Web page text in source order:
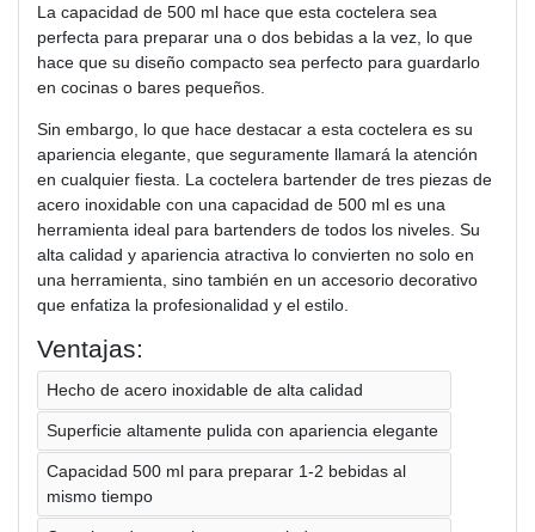
La capacidad de 500 ml hace que esta coctelera sea
perfecta para preparar una o dos bebidas a la vez, lo que
hace que su diseño compacto sea perfecto para guardarlo
en cocinas o bares pequeños.
Sin embargo, lo que hace destacar a esta coctelera es su
apariencia elegante, que seguramente llamará la atención
en cualquier fiesta. La coctelera bartender de tres piezas de
acero inoxidable con una capacidad de 500 ml es una
herramienta ideal para bartenders de todos los niveles. Su
alta calidad y apariencia atractiva lo convierten no solo en
una herramienta, sino también en un accesorio decorativo
que enfatiza la profesionalidad y el estilo.
Ventajas:
Hecho de acero inoxidable de alta calidad
Superficie altamente pulida con apariencia elegante
Capacidad 500 ml para preparar 1-2 bebidas al
mismo tiempo